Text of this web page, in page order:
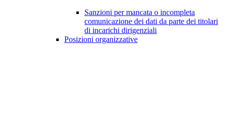
Sanzioni per mancata o incompleta
comunicazione dei dati da parte dei titolari
di incarichi dirigenziali
Posizioni organizzative